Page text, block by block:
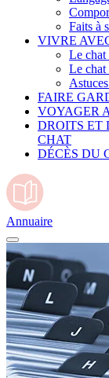
Faits à
VIVRE
Le chat
Le chat
FAIRE
VOYAGER
DROITS ET
CHAT
DÉCÈS DU
Annuaire